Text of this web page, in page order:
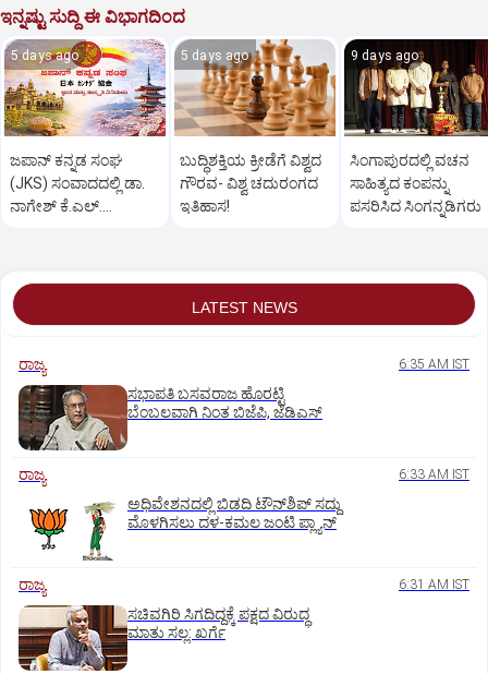
ಇನ್ನಷ್ಟು ಸುದ್ದಿ ಈ ವಿಭಾಗದಿಂದ
5 days ago
ಜಪಾನ್‌ ಕನ್ನಡ ಸಂಘ
(JKS) ಸಂವಾದದಲ್ಲಿ ಡಾ.
ನಾಗೇಶ್‌ ಕೆ.ಎಲ್‌.
5 days ago
ಬುದ್ಧಿಶಕ್ತಿಯ ಕ್ರೀಡೆಗೆ ವಿಶ್ವದ
ಗೌರವ- ವಿಶ್ವ ಚದುರಂಗದ
ಇತಿಹಾಸ!
9 days ago
ಸಿಂಗಾಪುರದಲ್ಲಿ ವಚನ
ಸಾಹಿತ್ಯದ ಕಂಪನ್ನು
ಪಸರಿಸಿದ ಸಿಂಗನ್ನಡಿಗರು
LATEST NEWS
ರಾಜ್ಯ 6:35 AM IST
ಸಭಾಪತಿ ಬಸವರಾಜ ಹೊರಟ್ಟಿ
ಬೆಂಬಲವಾಗಿ ನಿಂತ ಬಿಜೆಪಿ, ಜೆಡಿಎಸ್
ರಾಜ್ಯ 6:33 AM IST
ಅಧಿವೇಶನದಲ್ಲಿ ಬಿಡದಿ ಟೌನ್‌ಶಿಪ್‌ ಸದ್ದು
ಮೊಳಗಿಸಲು ದಳ-ಕಮಲ ಜಂಟಿ ಪ್ಲ್ಯಾನ್‌
ರಾಜ್ಯ 6:31 AM IST
ಸಚಿವಗಿರಿ ಸಿಗದಿದ್ದಕ್ಕೆ ಪಕ್ಷದ ವಿರುದ್ಧ
ಮಾತು ಸಲ್ಲ: ಖರ್ಗೆ